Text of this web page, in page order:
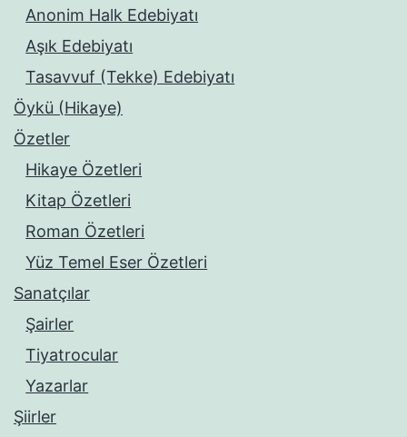
Anonim Halk Edebiyatı
Aşık Edebiyatı
Tasavvuf (Tekke) Edebiyatı
Öykü (Hikaye)
Özetler
Hikaye Özetleri
Kitap Özetleri
Roman Özetleri
Yüz Temel Eser Özetleri
Sanatçılar
Şairler
Tiyatrocular
Yazarlar
Şiirler